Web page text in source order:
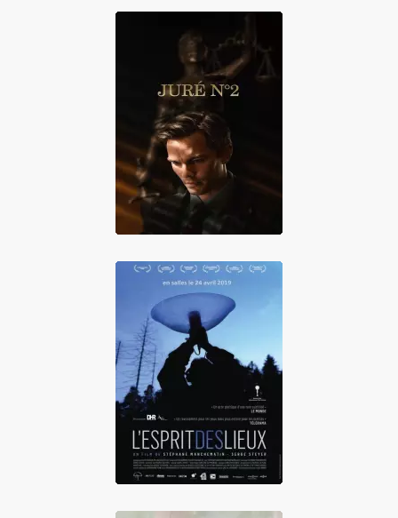
Juré n°2
L'Esprit des lieux